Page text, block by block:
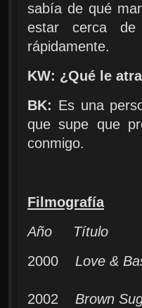
sabía de qué
estar cerca de
rápidamente.
KW: ¿Qué le
BK: Es una
que supe que
conmigo.
Filmografía
Año Título
2000
Love &
2002 Brown